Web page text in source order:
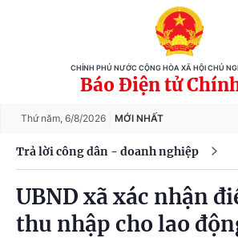
CHÍNH PHỦ NƯỚC CỘNG HÒA XÃ HỘI CHỦ
Báo Điện tử
Thứ năm, 6/8/2026 MỚI NHẤT
Trả lời công dân - doanh nghiệp
UBND xã xác nhận
thu nhập cho lao